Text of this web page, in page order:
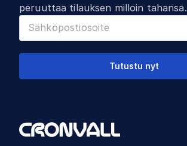
peruuttaa tilauksen milloin tahansa.
Tutustu nyt